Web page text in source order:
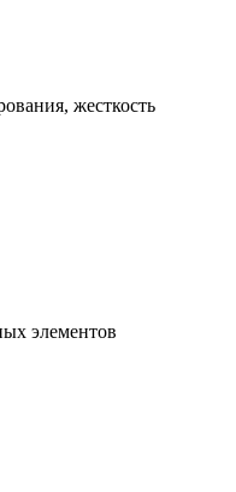
жесткость
элементов